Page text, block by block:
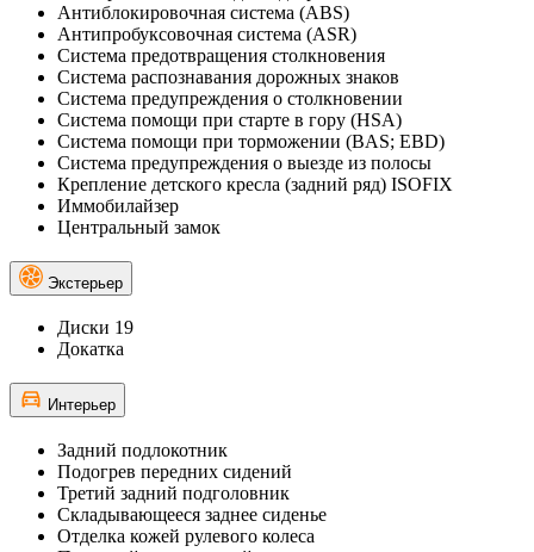
Антиблокировочная система (ABS)
Антипробуксовочная система (ASR)
Система предотвращения столкновения
Система распознавания дорожных знаков
Система предупреждения о столкновении
Система помощи при старте в гору (HSA)
Система помощи при торможении (BAS; EBD)
Система предупреждения о выезде из полосы
Крепление детского кресла (задний ряд) ISOFIX
Иммобилайзер
Центральный замок
Экстерьер
Диски 19
Докатка
Интерьер
Задний подлокотник
Подогрев передних сидений
Третий задний подголовник
Складывающееся заднее сиденье
Отделка кожей рулевого колеса